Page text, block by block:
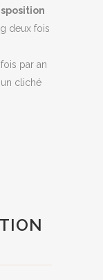
deux fois
par an
cliché